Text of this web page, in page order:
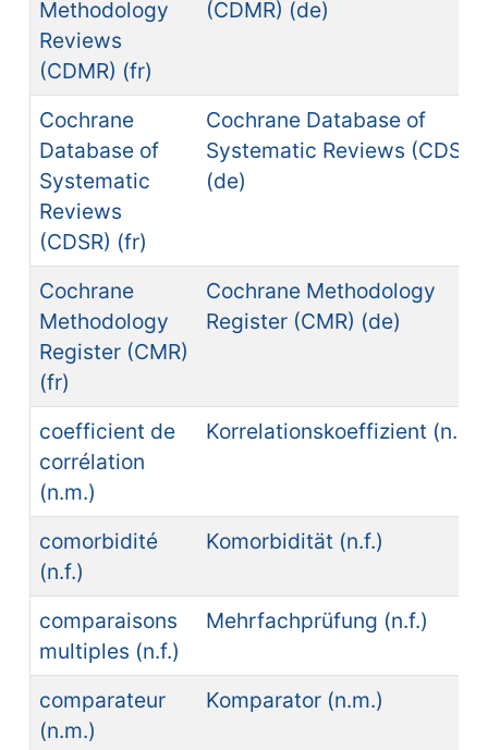
Methodology
Reviews
(CDMR) (fr)
(CDMR) (de)
Cochrane
Database of
Systematic
Reviews
(CDSR) (fr)
Cochrane Database of
Systematic Reviews (CDSR)
(de)
Cochrane
Methodology
Register (CMR)
(fr)
Cochrane Methodology
Register (CMR) (de)
coefficient de
corrélation
(n.m.)
Korrelationskoeffizient (n.m.)
comorbidité
(n.f.)
Komorbidität (n.f.)
comparaisons
multiples (n.f.)
Mehrfachprüfung (n.f.)
comparateur
(n.m.)
Komparator (n.m.)